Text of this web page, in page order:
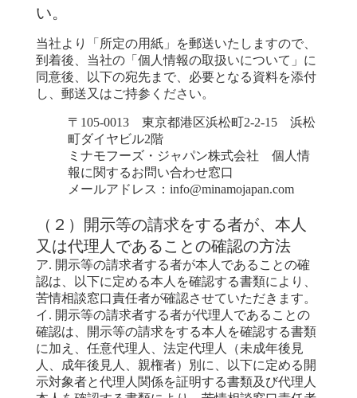
当社より「所定の用紙」を郵送いたしますので、
到着後、当社の「個人情報の取扱いについて」に
同意後、以下の宛先まで、必要となる資料を添付
し、郵送又はご持参ください。
〒105-0013 東京都港区浜松町2-2-15 浜松
町ダイヤビル2階
ミナモフーズ・ジャパン株式会社 個人情
報に関するお問い合わせ窓口
メールアドレス：info@minamojapan.com
ア. 開示等の請求者する者が本人であることの確
認は、以下に定める本人を確認する書類により、
苦情相談窓口責任者が確認させていただきます。
イ. 開示等の請求者する者が代理人であることの
確認は、開示等の請求をする本人を確認する書類
に加え、任意代理人、法定代理人（未成年後見
人、成年後見人、親権者）別に、以下に定める開
示対象者と代理人関係を証明する書類及び代理人
い。
（２）開示等の請求をする者が、本人
又は代理人であることの確認の方法